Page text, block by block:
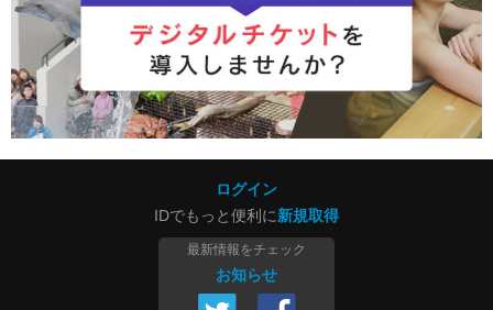
ログイン
IDでもっと便利に新規取得
最新情報をチェック
お知らせ